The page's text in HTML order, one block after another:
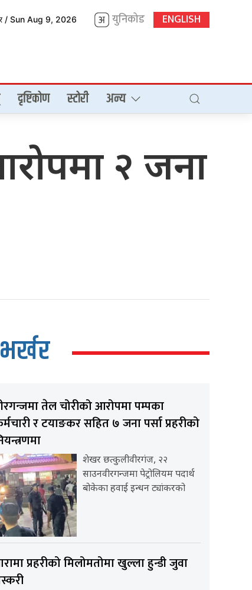
/ Sun Aug 9, 2026 युनिकोड ENGLISH
दृष्टिकोण स्टोरी अन्य
२ जना
भर्खर
तेल चोरीको आरोपमा पम्पका
र टयाङकर सहित ७ जना पर्सा प्रहरीको
शेखर छत्कुलीवीरगंज, २२
साउनवीरगन्जमा पेट्रोलियम पदार्थ
बोकेका हवाई इन्धन ट्यांकरको
प्रहरीको मिलोमतोमा खुल्ला हुन्डी जुवा